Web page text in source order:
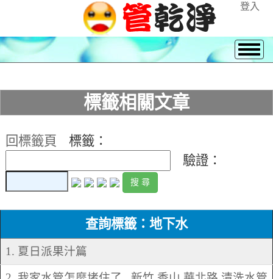
登入
標籤相關文章
回標籤頁
標籤：
驗證：
查詢標籤：地下水
1. 夏日派果汁篇